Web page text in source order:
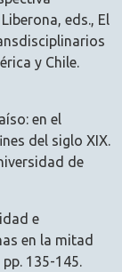
eds., El
y Chile.
en el
del siglo XIX.
de
e
en la mitad
135-145.